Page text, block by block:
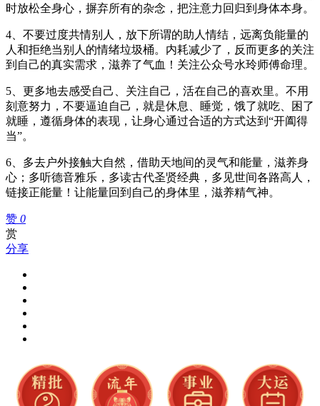
时放松全身心，摒弃所有的杂念，把注意力回归到身体本身。
4、不要过度共情别人，放下所谓的助人情结，远离负能量的
人和拒绝当别人的情绪垃圾桶。内耗减少了，反而更多的关注
到自己的真实需求，滋养了气血！关注公众号水玲师傅命理。
5、更多地去感受自己、关注自己，活在自己的喜欢里。不用
刻意努力，不要逼迫自己，就是休息、睡觉，饿了就吃、困了
就睡，遵循身体的表现，让身心通过合适的方式达到“开阖得
当”。
6、多去户外接触大自然，借助天地间的灵气和能量，滋养身
心；多听德音雅乐，多读古代圣贤经典，多见世间各路高人，
链接正能量！让能量回到自己的身体里，滋养精气神。
赞 0
赏
分享